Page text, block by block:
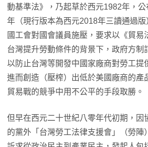
動基準法》，乃起草於西元1982年，
年（現行版本為西元2018年三讀通過
國工會對國會議員施壓，要求以《貿易
台灣提升勞動條件的背景下，政府方制
以防止台灣等開發中國家廠商對勞工提
進而創造（壓榨）出低於美國廠商的產
貿易戰的競爭中用不公平的手段取勝。
但早在西元二十世紀八零年代初期，因
的黨外「台灣勞工法律支援會」（勞陣